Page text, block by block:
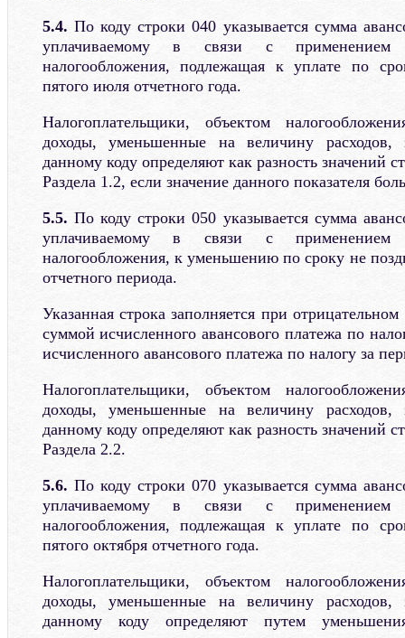
5.4. По коду строки 040 указывается сумма
уплачиваемому в связи с применением
налогообложения, подлежащая к уплате по
пятого июля отчетного года.
Налогоплательщики, объектом
доходы, уменьшенные на величину расходов,
данному коду определяют как разность значений
Раздела 1.2, если значение данного показателя
5.5. По коду строки 050 указывается сумма
уплачиваемому в связи с применением
налогообложения, к уменьшению по сроку не
отчетного периода.
Указанная строка заполняется при
суммой исчисленного авансового платежа по
исчисленного авансового платежа по налогу за
Налогоплательщики, объектом
доходы, уменьшенные на величину расходов,
данному коду определяют как разность значений
Раздела 2.2.
5.6. По коду строки 070 указывается сумма
уплачиваемому в связи с применением
налогообложения, подлежащая к уплате по
пятого октября отчетного года.
Налогоплательщики, объектом
доходы, уменьшенные на величину расходов,
данному коду определяют путем